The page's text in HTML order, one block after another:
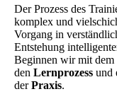
Der Prozess des
komplex und
Vorgang in
Entstehung
Beginnen wir mit dem
den Lernprozess und
derPraxis.